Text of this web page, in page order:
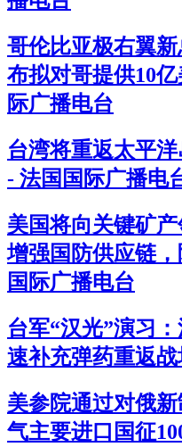
哥伦比亚极右翼
布拟对哥提供10
际广播电台
台湾将重返太平
- 法国国际广播电
美国将向关键矿
增强国防供应链
国际广播电台
台军“汉光”演习
速补充弹药重返
美参院通过对俄
气主要进口国征